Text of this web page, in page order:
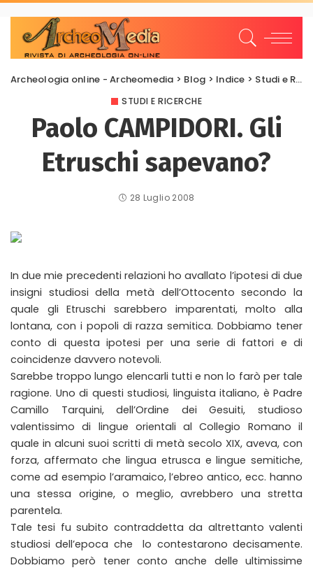
Archeologia online - Archeomedia > Blog > Indice > Studi e Ricerche
STUDI E RICERCHE
Paolo CAMPIDORI. Gli
Etruschi sapevano?
28 Luglio 2008
In due mie precedenti relazioni ho avallato l’ipotesi di due
insigni studiosi della metà dell’Ottocento secondo la
quale gli Etruschi sarebbero imparentati, molto alla
lontana, con i popoli di razza semitica. Dobbiamo tener
conto di questa ipotesi per una serie di fattori e di
coincidenze davvero notevoli.
Sarebbe troppo lungo elencarli tutti e non lo farò per tale
ragione. Uno di questi studiosi, linguista italiano, è Padre
Camillo Tarquini, dell’Ordine dei Gesuiti, studioso
valentissimo di lingue orientali al Collegio Romano il
quale in alcuni suoi scritti di metà secolo XIX, aveva, con
forza, affermato che lingua etrusca e lingue semitiche,
come ad esempio l’aramaico, l’ebreo antico, ecc. hanno
una stessa origine, o meglio, avrebbero una stretta
parentela.
Tale tesi fu subito contraddetta da altrettanto valenti
studiosi dell’epoca che lo contestarono decisamente.
Dobbiamo però tener conto anche delle ultimissime